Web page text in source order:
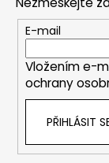
E-mail
Vložením e-
ochrany
PŘIHLÁSIT